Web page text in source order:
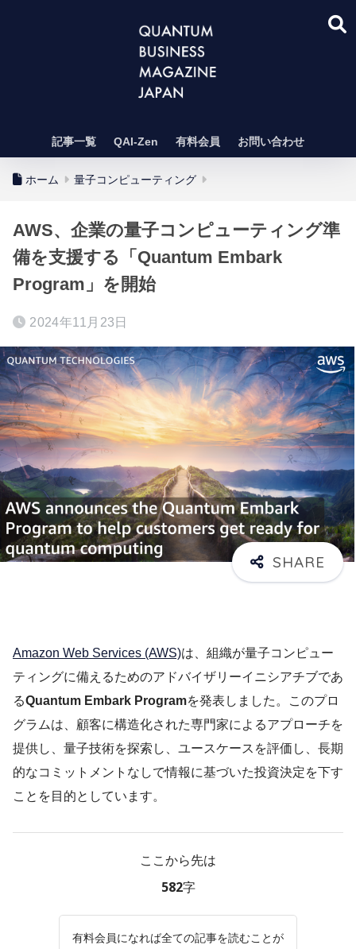
記事一覧 QAI-Zen 有料会員 お問い合わせ
ホーム 量子コンピューティング
AWS、企業の量子コンピューティング準
備を支援する「Quantum Embark
Program」を開始
2024年11月23日
Amazon Web Services (AWS)は、組織が量子コンピュー
ティングに備えるためのアドバイザリーイニシアチブであ
るQuantum Embark Programを発表しました。このプロ
グラムは、顧客に構造化された専門家によるアプローチを
提供し、量子技術を探索し、ユースケースを評価し、長期
的なコミットメントなしで情報に基づいた投資決定を下す
ことを目的としています。
ここから先は
582字
有料会員になれば全ての記事を読むことが